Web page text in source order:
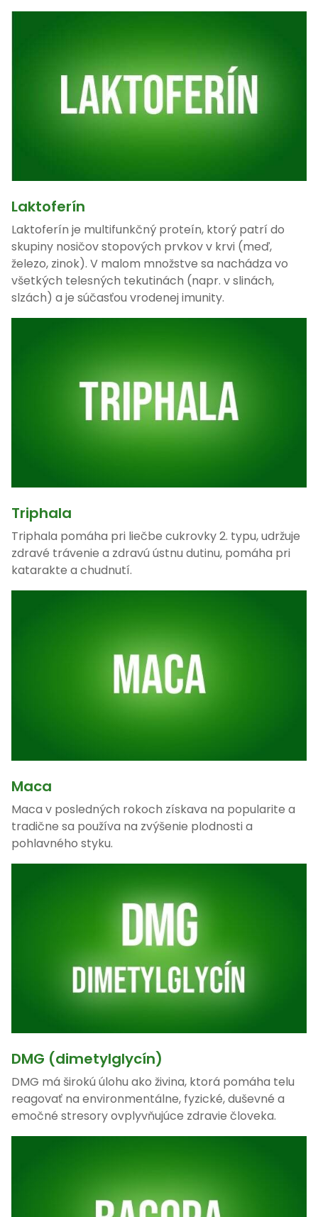
Laktoferín
Laktoferín je multifunkčný proteín, ktorý patrí do
skupiny nosičov stopových prvkov v krvi (meď,
železo, zinok). V malom množstve sa nachádza vo
všetkých telesných tekutinách (napr. v slinách,
slzách) a je súčasťou vrodenej imunity.
Triphala
Triphala pomáha pri liečbe cukrovky 2. typu, udržuje
zdravé trávenie a zdravú ústnu dutinu, pomáha pri
katarakte a chudnutí.
Maca
Maca v posledných rokoch získava na popularite a
tradične sa používa na zvýšenie plodnosti a
pohlavného styku.
DMG (dimetylglycín)
DMG má širokú úlohu ako živina, ktorá pomáha telu
reagovať na environmentálne, fyzické, duševné a
emočné stresory ovplyvňujúce zdravie človeka.